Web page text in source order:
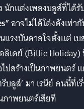
นักแต่งเพลงบลูส์ที่ได้รั
อาจไม่ได้โด่งดังเท่า
แรงบันดาลใจตั้งแต่ เ
ลิเดย์ (Billie Holiday)
ปสร้างเป็นภาพยนตร์
ลูส์’ มา เรนีย์ คนนี้ที่เ
ภาพยนตร์เสียที